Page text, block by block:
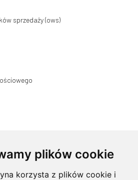
plików cookie
korzysta z plików cookie i
sprzedaży (ows)
ogrodyhildegardy.pl?